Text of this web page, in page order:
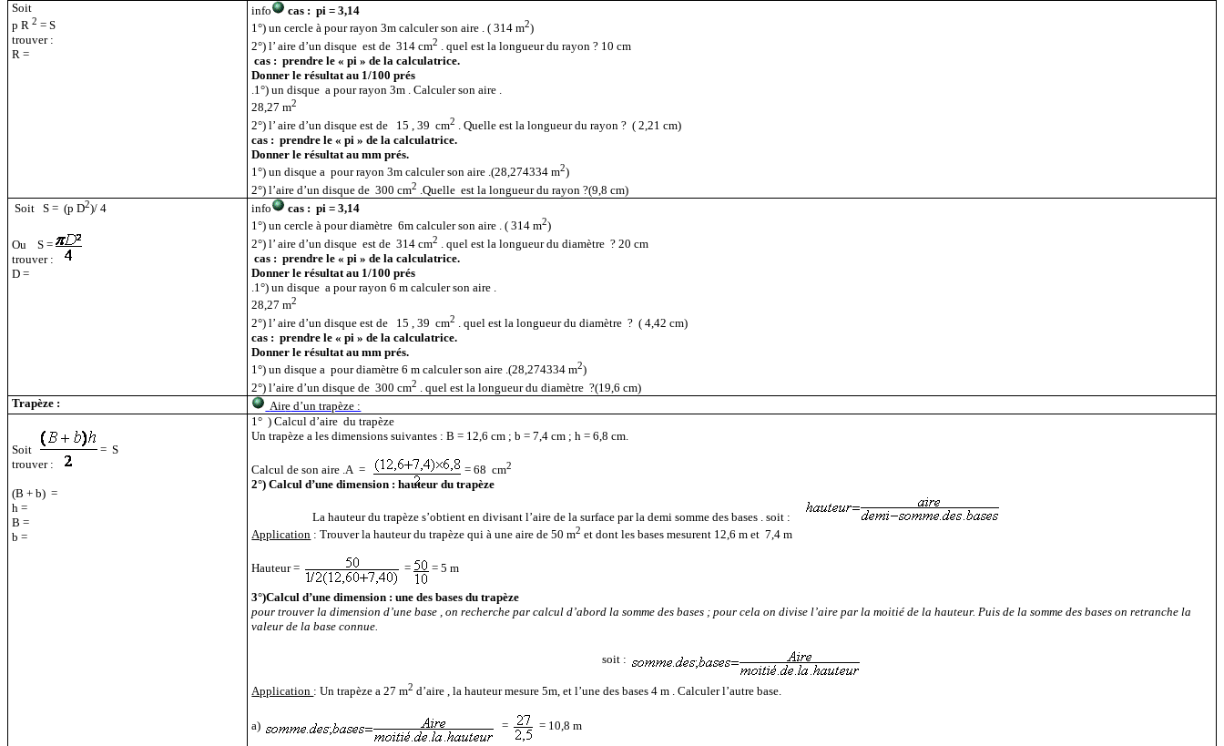
Soit
p R2 = S
trouver :
R =
info cas : pi = 3,14
1°) un cercle à pour rayon 3m calculer son aire . ( 314 m2)
2°) l’ aire d’un disque est de 314 cm2
. quel est la longueur du rayon ? 10 cm
cas : prendre le « pi » de la calculatrice.
Donner le résultat au 1/100 prés
.1°) un disque a pour rayon 3m . Calculer son aire .
28,27 m2
2°) l’ aire d’un disque est de 15 , 39 cm2 . Quelle est la longueur du rayon ? ( 2,21 cm)
cas : prendre le « pi » de la calculatrice.
Donner le résultat au mm prés.
1°) un disque a pour rayon 3m calculer son aire .(28,274334 m2)
2°) l’aire d’un disque de 300 cm2 .Quelle est la longueur du rayon ?(9,8 cm)
Soit
S = (p D2)/ 4
Ou
S =
trouver :
D =
info cas : pi = 3,14
1°) un cercle à pour diamètre 6m calculer son aire . ( 314 m2)
2°) l’ aire d’un disque est de 314 cm2
. quel est la longueur du diamètre ? 20 cm
cas : prendre le « pi » de la calculatrice.
Donner le résultat au 1/100 prés
.1°) un disque a pour rayon 6 m calculer son aire .
28,27 m2
2°) l’ aire d’un disque est de 15 , 39 cm2 . quel est la longueur du diamètre ? ( 4,42 cm)
cas : prendre le « pi » de la calculatrice.
Donner le résultat au mm prés.
1°) un disque a pour diamètre 6 m calculer son aire .(28,274334 m2)
2°) l’aire d’un disque de 300 cm2
. quel est la longueur du diamètre ?(19,6 cm)
Trapèze :
Aire d’un trapèze :
Soit = S
trouver :
(B + b) =
h =
B =
b =
1° ) Calcul d’aire du trapèze
Un trapèze a les dimensions suivantes : B = 12,6 cm ; b = 7,4 cm ; h = 6,8 cm.
Calcul de son aire .A = = 68 cm2
2°) Calcul d’une dimension : hauteur du trapèze
La hauteur du trapèze s’obtient en divisant l’aire de la surface par la demi somme des bases . soit :
Application : Trouver la hauteur du trapèze qui à une aire de 50 m2 et dont les bases mesurent 12,6 m et 7,4 m
Hauteur = = = 5 m
3°)Calcul d’une dimension : une des bases du trapèze
pour trouver la dimension d’une base , on recherche par calcul d’abord la somme des bases ; pour cela on divise l’aire par la moitié de la hauteur. Puis de la somme des bases on retranche la
valeur de la base connue.
soit :
Application : Un trapèze a 27 m2 d’aire , la hauteur mesure 5m, et l’une des bases 4 m . Calculer l’autre base.
a) = = 10,8 m